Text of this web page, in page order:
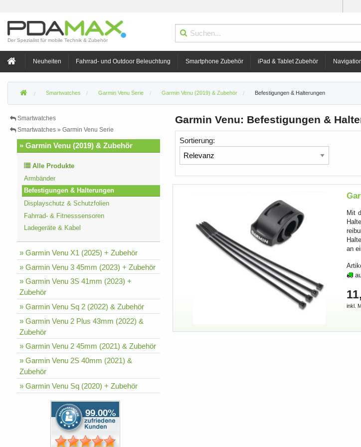
Der Spezialist für mobile Technik & Zubehör
Neuheiten Fahrrad- und Outdoor Beleuchtung Smartphone Zubehör iPad & Tablet Zubehör
Smartwatches Garmin Venu Serie Garmin Venu (2019) & Zubehör Befestigungen & Halterungen
Garmin Venu: Befestigungen &
Sortierung:
Mit
an
inkl.
Smartwatches
Smartwatches » Garmin Venu Serie
» Garmin Venu (2019) & Zubehör
Alle Produkte
Armbänder
Befestigungen & Halterungen
Displayschutz & Schutzfolien
Fahrrad- & Fitnesssensoren
Ladegeräte & Kabel
» Garmin Venu X1 (2025) + Zubehör
» Garmin Venu 3 45mm (2023) + Zubehör
» Garmin Venu 3S 41mm (2023) +
Zubehör
» Garmin Venu Sq 2 (2022) & Zubehör
» Garmin Venu 2 Plus 43mm (2022) &
Zubehör
» Garmin Venu 2 45mm (2021) & Zubehör
» Garmin Venu 2S 40mm (2021) &
Zubehör
» Garmin Venu Sq (2020) + Zubehör